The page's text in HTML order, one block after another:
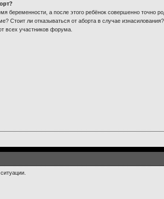
беременности, а после этого ребёнок совершенно точно
Стоит ли отказываться от аборта в случае изнасилования?
всех участников форума.